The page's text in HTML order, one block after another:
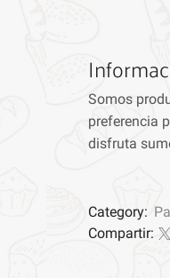
Somos
preferencia
disfruta
Category:
Compartir: